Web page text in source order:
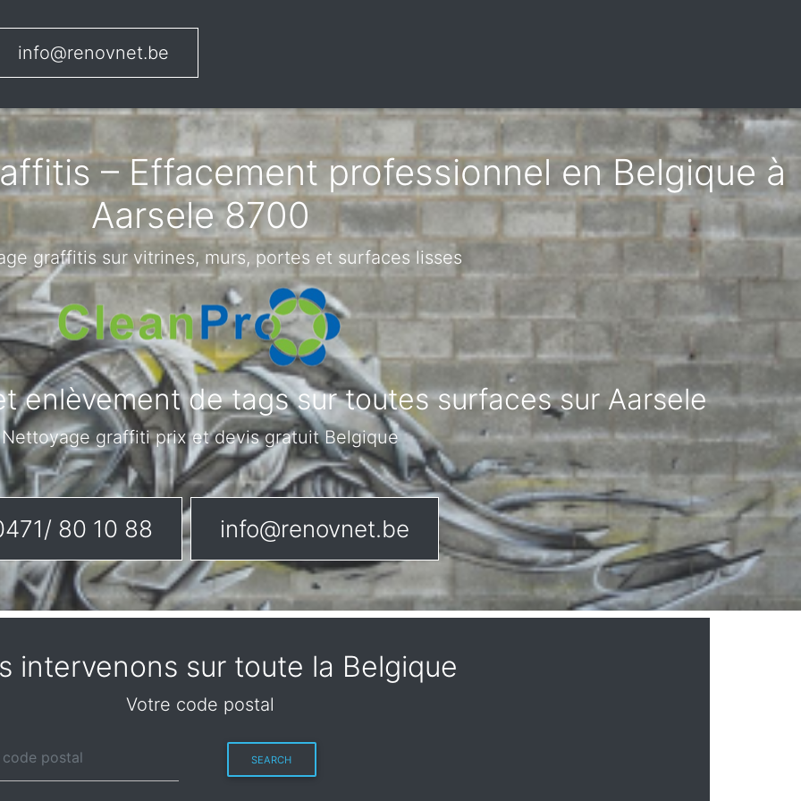
info@renovnet.be
– Effacement professionnel en Belgique à
Aarsele 8700
graffitis sur vitrines, murs, portes et surfaces lisses
enlèvement de tags sur toutes surfaces sur Aarsele
Nettoyage graffiti prix et devis gratuit Belgique
80 10 88 info@renovnet.be
intervenons sur toute la Belgique
Votre code postal
SEARCH